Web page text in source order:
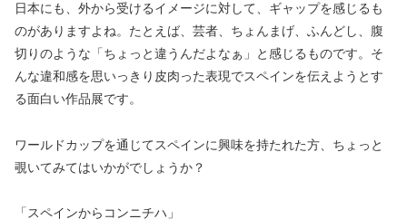
日本にも、外から受けるイメージに対して、ギャップを感じるも
のがありますよね。たとえば、芸者、ちょんまげ、ふんどし、腹
切りのような「ちょっと違うんだよなぁ」と感じるものです。そ
んな違和感を思いっきり皮肉った表現でスペインを伝えようとす
る面白い作品展です。
ワールドカップを通じてスペインに興味を持たれた方、ちょっと
覗いてみてはいかがでしょうか？
「スペインからコンニチハ」